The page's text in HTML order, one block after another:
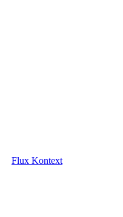
Flux Kontext